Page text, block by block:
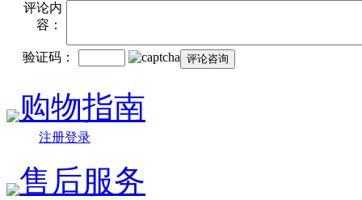
评论内
容：
验证码：
购物指南
注册登录
售后服务